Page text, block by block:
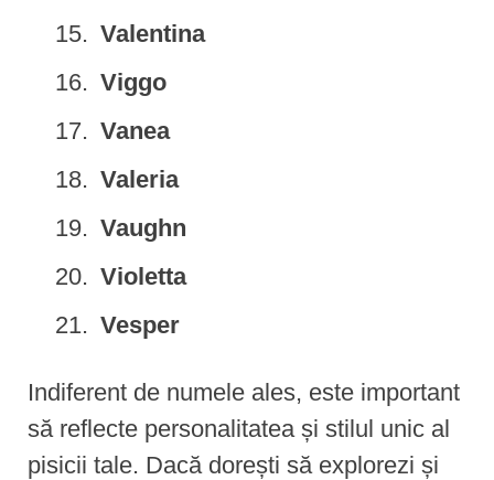
Valentina
Viggo
Vanea
Valeria
Vaughn
Violetta
Vesper
Indiferent de numele ales, este important
să reflecte personalitatea și stilul unic al
pisicii tale. Dacă dorești să explorezi și